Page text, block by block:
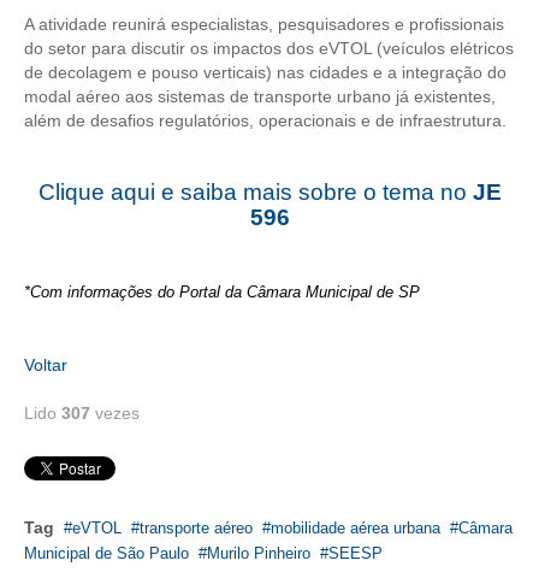
REVISÃO DE APOSENTADORIA
FGTS EXPURGOS
FGTS CORREÇÃO
LEI 4.950-A/1966 – PISO SALARIAL
RES 1.002/2002 – CÓDIGO DE ÉTICA
HOMOLOGAÇÕES
PISO SALARIAL
OPORTUNIDADES
A atividade reunirá especialistas, pesquisadores e profissionais
do setor para discutir os impactos dos eVTOL (veículos elétricos
de decolagem e pouso verticais) nas cidades e a integração do
modal aéreo aos sistemas de transporte urbano já existentes,
além de desafios regulatórios, operacionais e de infraestrutura.
Clique aqui e saiba mais sobre o tema no JE
596
*Com informações do Portal da Câmara Municipal de SP
Voltar
Lido 307 vezes
Tag eVTOL transporte aéreo mobilidade aérea urbana
Câmara
Municipal de São Paulo
Murilo Pinheiro SEESP